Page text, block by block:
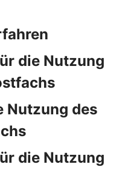
die Nutzung
Nutzung des
die Nutzung